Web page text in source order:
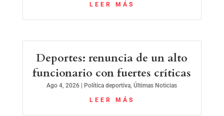
LEER MÁS
Deportes: renuncia de un alto
funcionario con fuertes críticas
Ago 4, 2026 Política deportiva,Últimas Noticias
LEER MÁS